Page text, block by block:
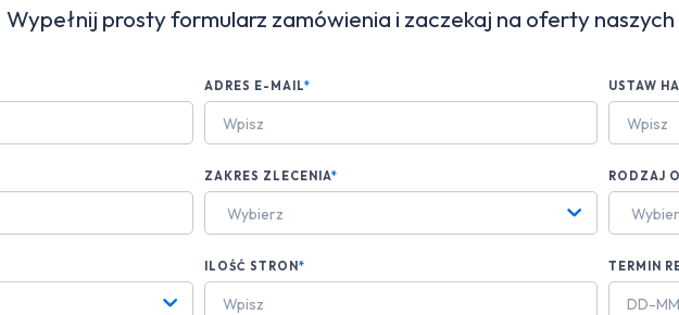
Wypełnij prosty formularz zamówienia i zaczekaj na oferty
ADRES E-MAIL* USTAW
ZAKRES ZLECENIA*
Wybierz
RODZAJ
ILOŚĆ STRON* TERMIN